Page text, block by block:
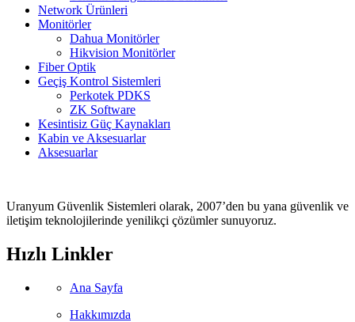
Network Ürünleri
Monitörler
Dahua Monitörler
Hikvision Monitörler
Fiber Optik
Geçiş Kontrol Sistemleri
Perkotek PDKS
ZK Software
Kesintisiz Güç Kaynakları
Kabin ve Aksesuarlar
Aksesuarlar
Uranyum Güvenlik Sistemleri olarak, 2007’den bu yana güvenlik ve
iletişim teknolojilerinde yenilikçi çözümler sunuyoruz.
Hızlı Linkler
Ana Sayfa
Hakkımızda